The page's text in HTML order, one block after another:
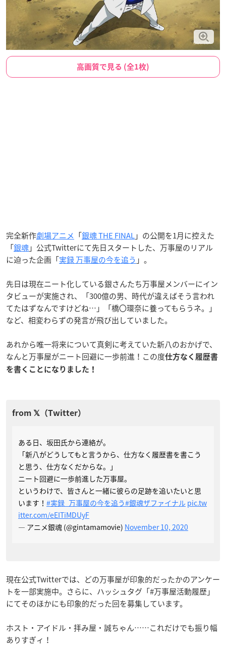
高画質で見る (全1枚)
完全新作劇場アニメ 「銀魂 THE FINAL」の公開を1月に控えた
「銀魂」公式Twitterにて先日スタートした、万事屋のリアル
に迫った企画「実録 万事屋の今を追う 」。
先日は現在ニート化している銀さんたち万事屋メンバーにイン
タビューが実施され、「300億の男、時代が違えばそう言われ
てたはずなんですけどね…」「橋〇環奈に養ってもらうネ。」
など、相変わらずの発言が飛び出していました。
あれから唯一将来について真剣に考えていた新八のおかげで、
なんと万事屋がニート回避に一歩前進！この度仕方なく履歴書
を書くことになりました！
ある日、坂田氏から連絡が。
「新八がどうしてもと言うから、仕方なく履歴書を書こう
と思う、仕方なくだからな。」
ニート回避に一歩前進した万事屋。
というわけで、皆さんと一緒に彼らの足跡を追いたいと思
います！ #実録_万事屋の今を追う#銀魂ザファイナル pic.tw
itter.com/eEITiMDUyF
— アニメ銀魂 (@gintamamovie) November 10, 2020
現在公式Twitterでは、どの万事屋が印象的だったかのアンケー
トを一部実施中。さらに、ハッシュタグ「#万事屋活動履歴」
にてそのほかにも印象的だった回を募集しています。
ホスト・アイドル・拝み屋・誠ちゃん……これだけでも振り幅
ありすぎィ！